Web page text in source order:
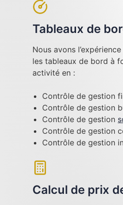
Tableaux de
Nous avons
les tableaux de bord à
activité en :
Contrôle de gestion
Contrôle de gestion
Contrôle de gestion
Contrôle de gestion
Contrôle de gestion
Calcul de prix